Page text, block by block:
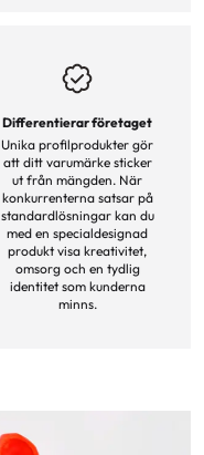
Differentierar företaget
Unika profilprodukter gör
att ditt varumärke sticker
ut från mängden. När
konkurrenterna satsar på
standardlösningar kan du
med en specialdesignad
produkt visa kreativitet,
omsorg och en tydlig
identitet som kunderna
minns.